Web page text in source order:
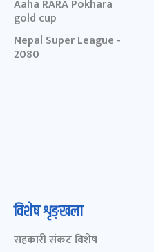
Aaha RARA Pokhara
gold cup
Nepal Super League -
2080
विशेष शृङ्खला
सहकारी संकट विशेष